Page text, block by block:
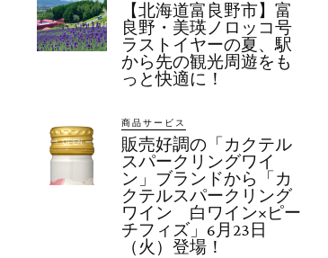
【北海道富良野市】富
良野・美瑛ノロッコ号
ラストイヤーの夏、駅
から先の観光周遊をも
っと快適に！
商品サービス
販売好調の「カクテル
スパークリングワイ
ン」ブランドから「カ
クテルスパークリング
ワイン 白ワイン×ピー
チフィズ」6月23日
（火）登場！